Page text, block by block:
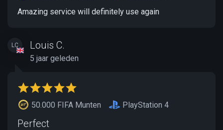
Amazing service will definitely use again
LC Louis C.
5 jaar geleden
50.000 FIFA Munten PlayStation 4
Perfect